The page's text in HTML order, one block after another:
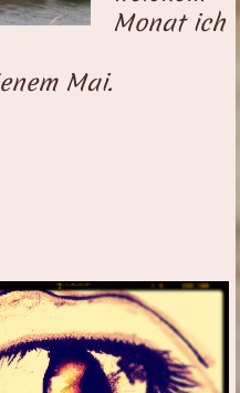
Monat ich
Mai.